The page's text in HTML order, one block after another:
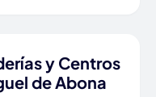
y Centros
de Abona